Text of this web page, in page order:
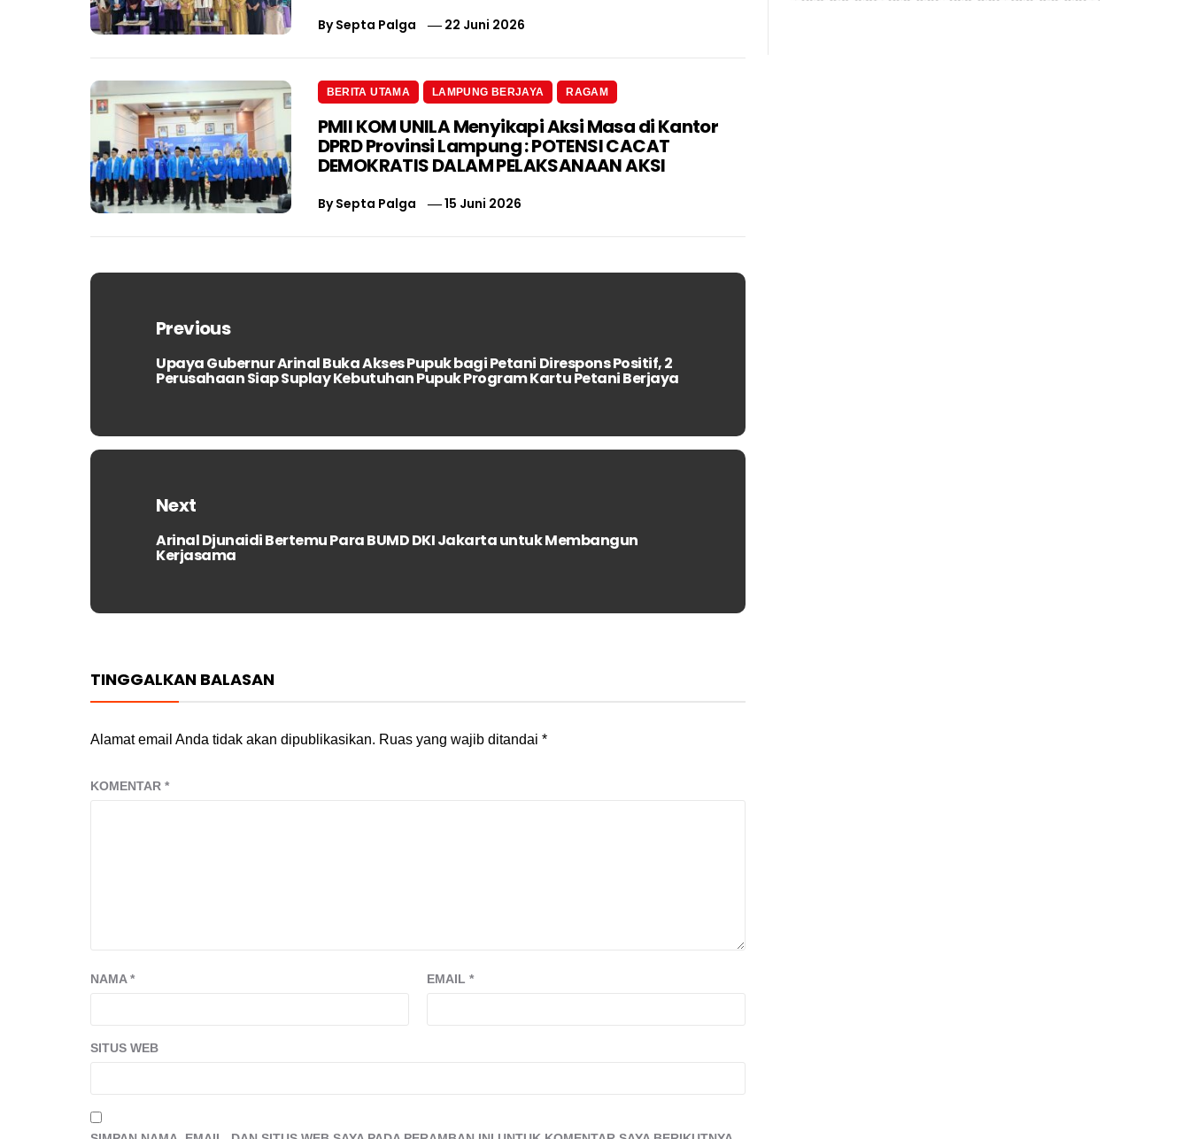
BySepta Palga 22 Juni 2026
BERITA UTAMA LAMPUNG BERJAYA RAGAM
PMII KOM UNILA Menyikapi Aksi Masa di Kantor
DPRD Provinsi Lampung : POTENSI CACAT
DEMOKRATIS DALAM PELAKSANAAN AKSI
BySepta Palga 15 Juni 2026
Navigasi
Previous
Previous
post:
Upaya Gubernur Arinal Buka Akses Pupuk bagi Petani Direspons Positif, 2
Perusahaan Siap Suplay Kebutuhan Pupuk Program Kartu Petani Berjaya
Next
Next
post:
Arinal Djunaidi Bertemu Para BUMD DKI Jakarta untuk Membangun
Kerjasama
TINGGALKAN BALASAN
Alamat email Anda tidak akan dipublikasikan. Ruas yang wajib ditandai *
KOMENTAR *
NAMA* EMAIL *
SITUS WEB